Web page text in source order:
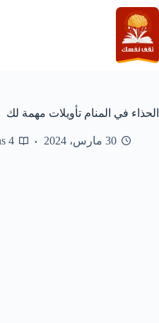
التجاوز
إلى
المحتوى
الحذاء في المنام تأويلات مهمة لك
30 مارس، 2024 4 mins